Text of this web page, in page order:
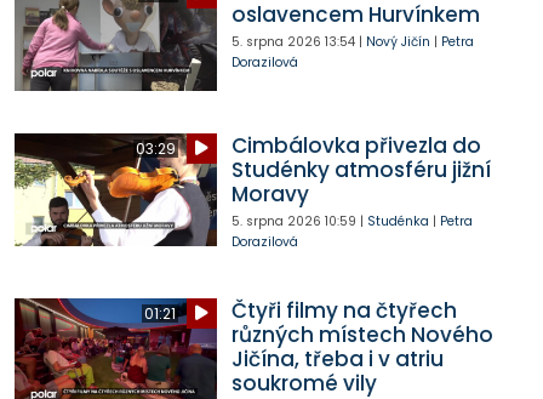
oslavencem Hurvínkem
5. srpna 2026 13:54| Nový Jičín | Petra
Dorazilová
03:29
Cimbálovka přivezla do
Studénky atmosféru jižní
Moravy
5. srpna 2026 10:59 | Studénka | Petra
Dorazilová
01:21
Čtyři filmy na čtyřech
různých místech Nového
Jičína, třeba i v atriu
soukromé vily